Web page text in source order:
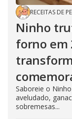
RECEITAS DE
Ninho
forno em
Saboreie o
aveludado,
sobremesas...